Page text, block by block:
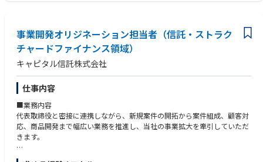
3．オルタナティブ資産、プライベートマーケッツ、自社運用商品に関す
る知見
4．投資家向け資料、提案資料、DDQ、運用レポート等の作成または対応
5．プロモーション支援、販売支援の経験
事業開発オリジネーション担当者（信託・ストラク
チャードファイナンス領域）
キャピタル信託株式会社
仕事内容
■業務内容
代表取締役と密接に連携しながら、新規案件の開拓から案件組成、顧客対
応、商品開発まで幅広い業務を推進し、当社の事業拡大を牽引していただ
きます。
1. 案件ソーシング・営業推進